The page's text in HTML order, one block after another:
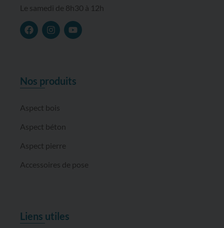
Le samedi de 8h30 à 12h
Nos produits
Aspect bois
Aspect béton
Aspect pierre
Accessoires de pose
Liens utiles